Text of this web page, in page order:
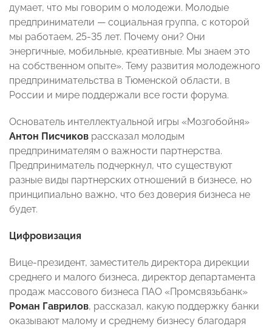
думает, что мы говорим о молодежи. Молодые
предприниматели — социальная группа, с которой
мы работаем, 25-35 лет. Почему они? Они
энергичные, мобильные, креативные. Мы знаем это
на собственном опыте». Тему развития молодежного
предпринимательства в Тюменской области, в
России и мире поддержали все гости форума.
Основатель интеллектуальной игры «Мозгобойня»
Антон Писчиков рассказал молодым
предпринимателям о важности партнерства.
Предприниматель подчеркнул, что существуют
разные виды партнерских отношений в бизнесе, но
принципиально важно, что без доверия бизнеса не
будет.
Цифровизация
Вице-президент, заместитель директора дирекции
среднего и малого бизнеса, директор департамента
продаж массового бизнеса ПАО «Промсвязьбанк»
Роман Гаврилов, рассказал, какую поддержку банки
оказывают малому и среднему бизнесу благодаря